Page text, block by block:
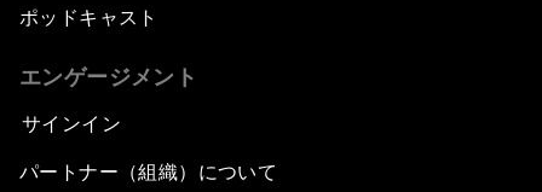
ポッドキャスト
エンゲージメント
サインイン
パートナー（組織）について